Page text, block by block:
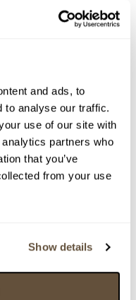
and ads, to
to analyse our traffic.
use of our site with
partners who
that you’ve
from your use
Show details
na aukční výsledky
3 200 Kč